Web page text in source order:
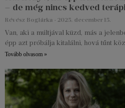
– de még nincs kedved
Révész Boglárka 2025. december 15.
Van, aki a múltjával küzd, más a
épp azt próbálja kitalálni, hová tűnt
Tovább olvasom »